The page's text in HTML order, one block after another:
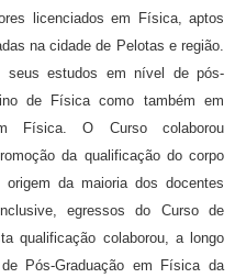
licenciados em Física, aptos
na cidade de Pelotas e região.
seus estudos em nível de pós-
de Física como também em
Física. O Curso colaborou
da qualificação do corpo
da maioria dos docentes
egressos do Curso de
qualificação colaborou, a longo
Pós-Graduação em Física da